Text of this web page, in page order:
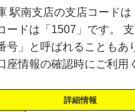
駅南支店の支店コードは
ードは「1507」です。
号」と呼ばれることもあ
座情報の確認時にご利用
詳細情報